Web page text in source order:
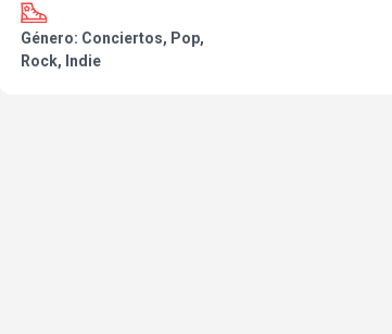
Género: Conciertos, Pop,
Rock, Indie